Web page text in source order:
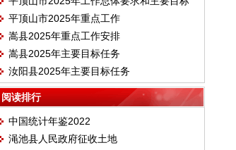
平顶山市2025年重点工作
嵩县2025年重点工作安排
嵩县2025年主要目标任务
汝阳县2025年主要目标任务
阅读排行
中国统计年鉴2022
渑池县人民政府征收土地